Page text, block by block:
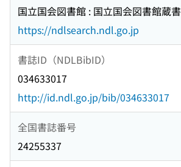
国立国会図書館 : 国立国会図書館蔵書
https://ndlsearch.ndl.go.jp
書誌ID（NDLBibID）
034633017
http://id.ndl.go.jp/bib/034633017
全国書誌番号
24255337